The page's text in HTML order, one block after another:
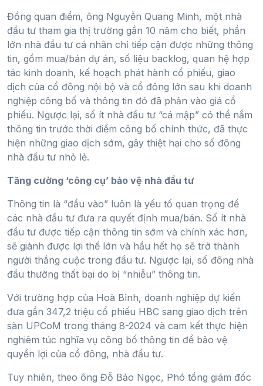
Đồng quan điểm, ông Nguyễn Quang Minh, một nhà
đầu tư tham gia thị trường gần 10 năm cho biết, phần
lớn nhà đầu tư cá nhân chỉ tiếp cận được những thông
tin, gồm mua/bán dự án, số liệu backlog, quan hệ hợp
tác kinh doanh, kế hoạch phát hành cổ phiếu, giao
dịch của cổ đông nội bộ và cổ đông lớn sau khi doanh
nghiệp công bố và thông tin đó đã phản vào giá cổ
phiếu. Ngược lại, số ít nhà đầu tư “cá mập” có thể nắm
thông tin trước thời điểm công bố chính thức, đã thực
hiện những giao dịch sớm, gây thiệt hại cho số đông
nhà đầu tư nhỏ lẻ.
Tăng cường ‘công cụ’ bảo vệ nhà đầu tư
Thông tin là “đầu vào” luôn là yếu tố quan trọng để
các nhà đầu tư đưa ra quyết định mua/bán. Số ít nhà
đầu tư được tiếp cận thông tin sớm và chính xác hơn,
sẽ giành được lợi thế lớn và hầu hết họ sẽ trở thành
người thắng cuộc trong đầu tư. Ngược lại, số đông nhà
đầu thường thất bại do bị “nhiễu” thông tin.
Với trường hợp của Hoà Bình, doanh nghiệp dự kiến
đưa gần 347,2 triệu cổ phiếu HBC sang giao dịch trên
sàn UPCoM trong tháng 8-2024 và cam kết thực hiện
nghiêm túc nghĩa vụ công bố thông tin để bảo vệ
quyền lợi của cổ đông, nhà đầu tư.
Tuy nhiên, theo ông Đỗ Bảo Ngọc, Phó tổng giám đốc